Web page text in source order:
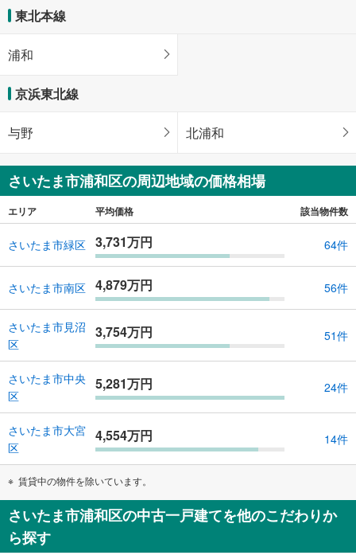
東北本線
浦和
京浜東北線
与野 北浦和
さいたま市浦和区の周辺地域の価格相場
エリア 平均価格 該当物件数
さいたま市緑区 3,731万円 64件
さいたま市南区 4,879万円 56件
さいたま市見沼
区
3,754万円 51件
さいたま市中央
区
5,281万円 24件
さいたま市大宮
区
4,554万円 14件
賃貸中の物件を除いています。
さいたま市浦和区の中古一戸建てを他のこだわりか
ら探す